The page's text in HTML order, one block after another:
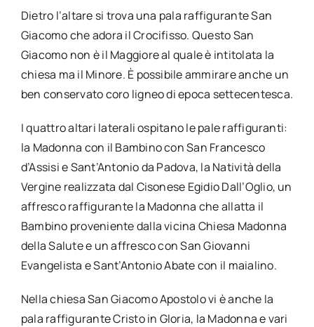
Dietro l’altare si trova una pala raffigurante San
Giacomo che adora il Crocifisso. Questo San
Giacomo non è il Maggiore al quale è intitolata la
chiesa ma il Minore. È possibile ammirare anche un
ben conservato coro ligneo di epoca settecentesca.
I quattro altari laterali ospitano le pale raffiguranti:
la Madonna con il Bambino con San Francesco
d’Assisi e Sant’Antonio da Padova, la Natività della
Vergine realizzata dal Cisonese Egidio Dall’Oglio, un
affresco raffigurante la Madonna che allatta il
Bambino proveniente dalla vicina Chiesa Madonna
della Salute e un affresco con San Giovanni
Evangelista e Sant’Antonio Abate con il maialino.
Nella chiesa San Giacomo Apostolo vi è anche la
pala raffigurante Cristo in Gloria, la Madonna e vari